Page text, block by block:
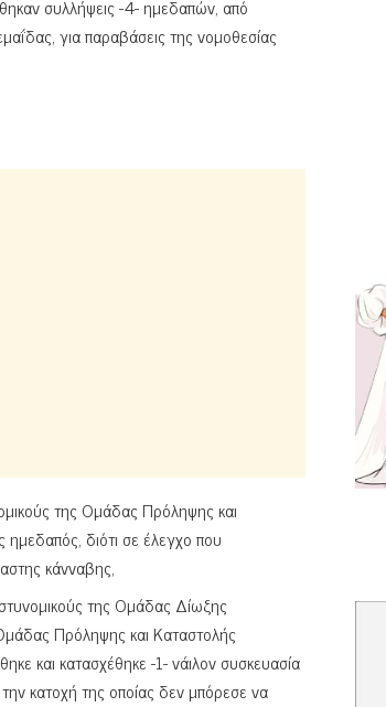
συλλήψεις -4- ημεδαπών, από
για παραβάσεις της νομοθεσίας
της Ομάδας Πρόληψης και
διότι σε έλεγχο που
κάνναβης,
της Ομάδας Δίωξης
Πρόληψης και Καταστολής
και κατασχέθηκε -1- νάιλον συσκευασία
κατοχή της οποίας δεν μπόρεσε να